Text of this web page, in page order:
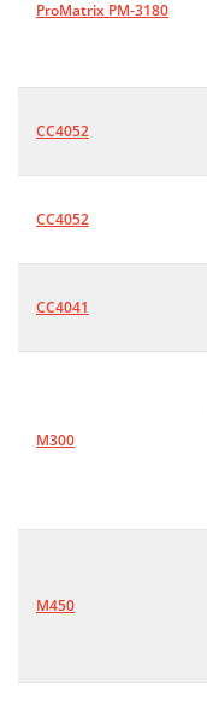
ProMatrix PM-3180
CC4052
CC4052
CC4041
M300
M450